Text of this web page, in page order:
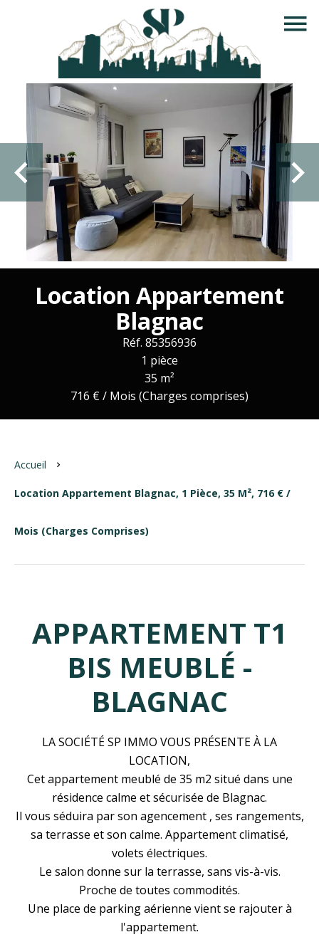
Location Appartement
Blagnac
Réf. 85356936
1 pièce
35 m²
716 € / Mois (Charges comprises)
Accueil
Location Appartement Blagnac, 1 Pièce, 35 M², 716 € /
Mois (Charges Comprises)
APPARTEMENT T1
BIS MEUBLÉ -
BLAGNAC
LA SOCIÉTÉ SP IMMO VOUS PRÉSENTE À LA
LOCATION,
Cet appartement meublé de 35 m2 situé dans une
résidence calme et sécurisée de Blagnac.
Il vous séduira par son agencement , ses rangements,
sa terrasse et son calme. Appartement climatisé,
volets électriques.
Le salon donne sur la terrasse, sans vis-à-vis.
Proche de toutes commodités.
Une place de parking aérienne vient se rajouter à
l'appartement.